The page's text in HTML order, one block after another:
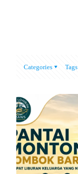
Categories Tags